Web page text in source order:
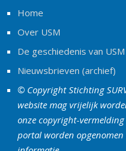
Home
Over USM
De geschiedenis van USM
Nieuwsbrieven (archief)
© Copyright Stichting
website mag vrijelijk
onze copyright-vermelding
portal worden